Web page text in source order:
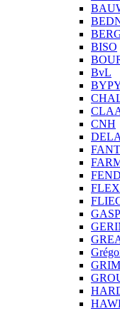
BISO
BvL
CNH